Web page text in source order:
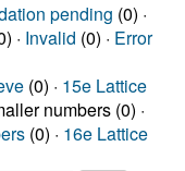
pending (0) ·
· Invalid (0) · Error
(0) · 15e Lattice
numbers (0) ·
(0) · 16e Lattice